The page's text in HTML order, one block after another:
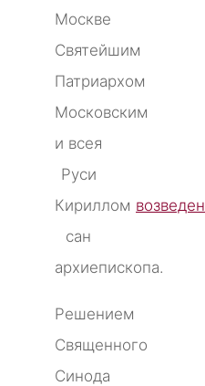
Москве
Святейшим
Патриархом
Московским
и всея
Руси
Кириллом возведен
сан
архиепископа.
Решением
Священного
Синода